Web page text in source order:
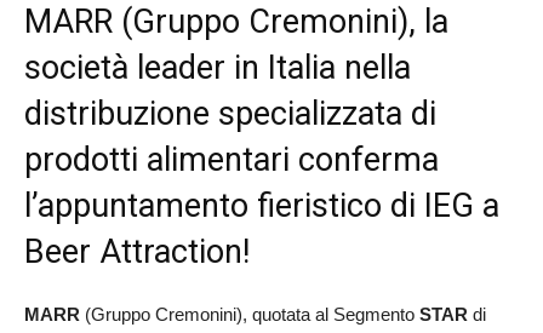
MARR (Gruppo Cremonini), la
società leader in Italia nella
distribuzione specializzata di
prodotti alimentari conferma
l’appuntamento fieristico di IEG a
Beer Attraction!
MARR (Gruppo Cremonini), quotata al Segmento STAR di